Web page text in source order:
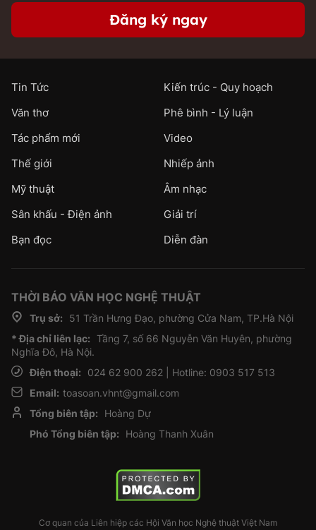
Đăng ký ngay
Tin Tức
Kiến trúc - Quy hoạch
Văn thơ
Phê bình - Lý luận
Tác phẩm mới
Video
Thế giới
Nhiếp ảnh
Mỹ thuật
Âm nhạc
Sân khấu - Điện ảnh
Giải trí
Bạn đọc
Diễn đàn
THỜI BÁO VĂN HỌC NGHỆ THUẬT
Trụ sở:
51 Trần Hưng Đạo, phường Cửa Nam, TP.Hà Nội
* Địa chỉ liên lạc: Tầng 7, số 66 Nguyễn Văn Huyên, phường
Nghĩa Đô, Hà Nội.
Điện thoại:
024 62 900 262 | Hotline: 0903 517 513
Email: toasoan.vhnt@gmail.com
Tổng biên tập:
Hoàng Dự
Phó Tổng biên tập:
Hoàng Thanh Xuân
Cơ quan của Liên hiệp các Hội Văn học Nghệ thuật Việt Nam